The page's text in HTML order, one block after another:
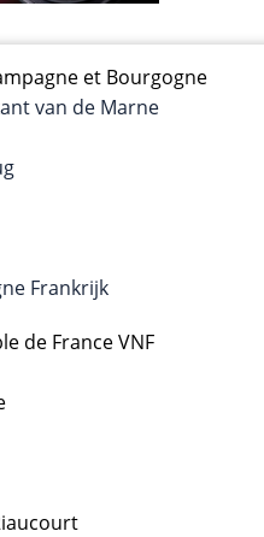
et Bourgogne
van de Marne
Frankrijk
de France VNF